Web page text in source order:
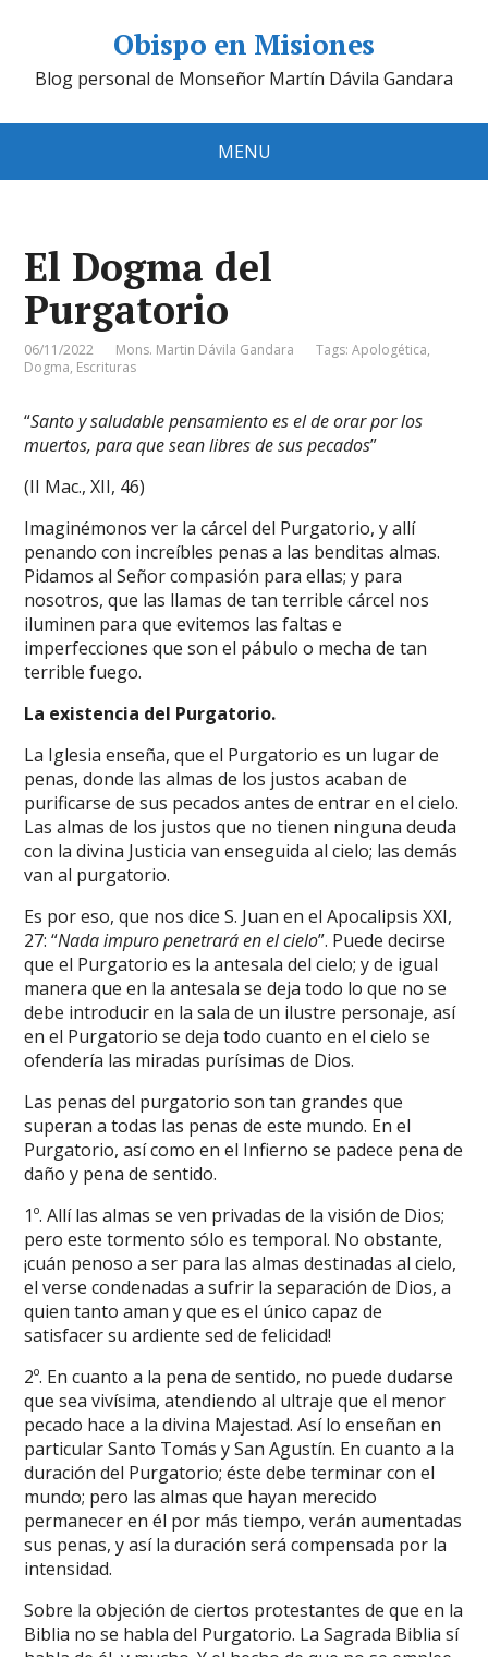
Obispo en Misiones
Blog personal de Monseñor Martín Dávila Gandara
MENU
El Dogma del
Purgatorio
06/11/2022 Mons. Martin Dávila Gandara Tags:Apologética,
Dogma, Escrituras
“Santo y saludable pensamiento es el de orar por los
muertos, para que sean libres de sus pecados”
(II Mac., XII, 46)
Imaginémonos ver la cárcel del Purgatorio, y allí
penando con increíbles penas a las benditas almas.
Pidamos al Señor compasión para ellas; y para
nosotros, que las llamas de tan terrible cárcel nos
iluminen para que evitemos las faltas e
imperfecciones que son el pábulo o mecha de tan
terrible fuego.
La existencia del Purgatorio.
La Iglesia enseña, que el Purgatorio es un lugar de
penas, donde las almas de los justos acaban de
purificarse de sus pecados antes de entrar en el cielo.
Las almas de los justos que no tienen ninguna deuda
con la divina Justicia van enseguida al cielo; las demás
van al purgatorio.
Es por eso, que nos dice S. Juan en el Apocalipsis XXI,
27: “Nada impuro penetrará en el cielo”. Puede decirse
que el Purgatorio es la antesala del cielo; y de igual
manera que en la antesala se deja todo lo que no se
debe introducir en la sala de un ilustre personaje, así
en el Purgatorio se deja todo cuanto en el cielo se
ofendería las miradas purísimas de Dios.
Las penas del purgatorio son tan grandes que
superan a todas las penas de este mundo. En el
Purgatorio, así como en el Infierno se padece pena de
daño y pena de sentido.
1º. Allí las almas se ven privadas de la visión de Dios;
pero este tormento sólo es temporal. No obstante,
¡cuán penoso a ser para las almas destinadas al cielo,
el verse condenadas a sufrir la separación de Dios, a
quien tanto aman y que es el único capaz de
satisfacer su ardiente sed de felicidad!
2º. En cuanto a la pena de sentido, no puede dudarse
que sea vivísima, atendiendo al ultraje que el menor
pecado hace a la divina Majestad. Así lo enseñan en
particular Santo Tomás y San Agustín. En cuanto a la
duración del Purgatorio; éste debe terminar con el
mundo; pero las almas que hayan merecido
permanecer en él por más tiempo, verán aumentadas
sus penas, y así la duración será compensada por la
intensidad.
Sobre la objeción de ciertos protestantes de que en la
Biblia no se habla del Purgatorio. La Sagrada Biblia sí